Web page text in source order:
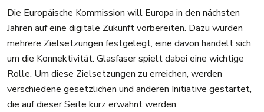
Die Europäische Kommission will Europa in den nächsten
Jahren auf eine digitale Zukunft vorbereiten. Dazu wurden
mehrere Zielsetzungen festgelegt, eine davon handelt sich
um die Konnektivität. Glasfaser spielt dabei eine wichtige
Rolle. Um diese Zielsetzungen zu erreichen, werden
verschiedene gesetzlichen und anderen Initiative gestartet,
die auf dieser Seite kurz erwähnt werden.